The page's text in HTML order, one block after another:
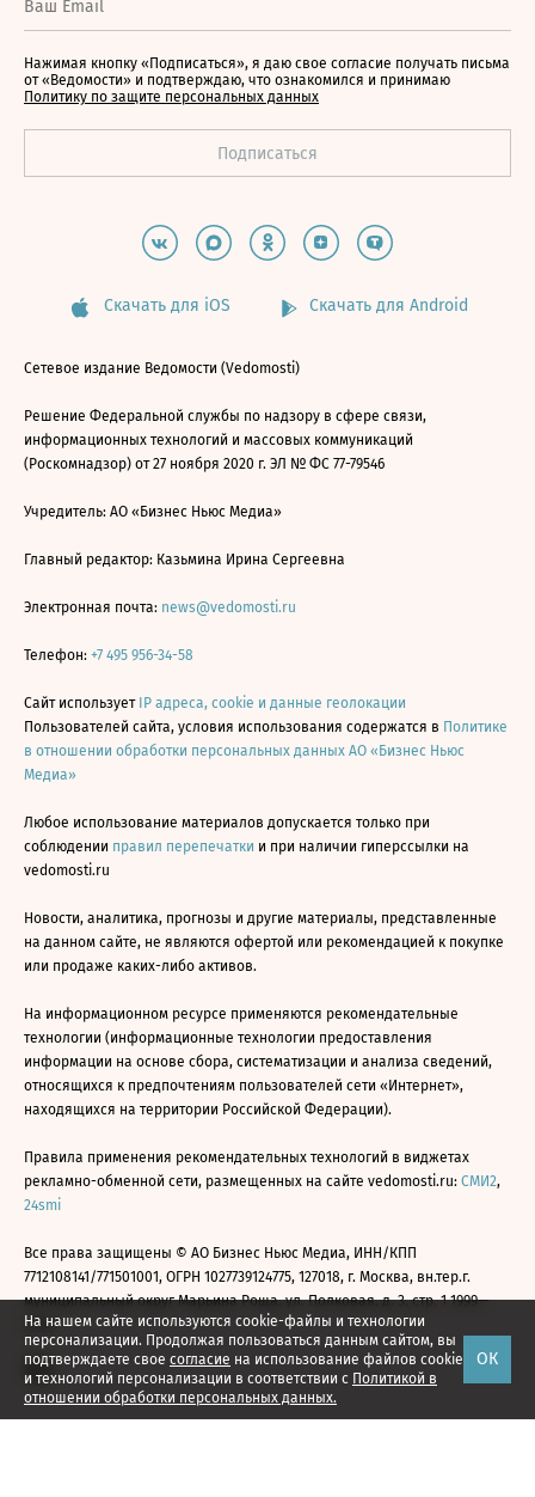
На нашем сайте используются cookie-файлы и технологии
персонализации. Продолжая пользоваться данным сайтом, вы
подтверждаете свое согласие на использование файлов cookie
и технологий персонализации в соответствии с Политикой в
отношении обработки персональных данных.
ОК
Нажимая кнопку «Подписаться», я даю свое согласие получать письма
от «Ведомости» и подтверждаю, что ознакомился и принимаю
Политику по защите персональных данных
Скачать для iOS Скачать для Android
Сетевое издание Ведомости (Vedomosti)
Решение Федеральной службы по надзору в сфере связи,
информационных технологий и массовых коммуникаций
(Роскомнадзор) от 27 ноября 2020 г. ЭЛ № ФС 77-79546
Учредитель: АО «Бизнес Ньюс Медиа»
Главный редактор: Казьмина Ирина Сергеевна
Электронная почта: news@vedomosti.ru
Телефон: +7 495 956-34-58
Сайт использует IP адреса, cookie и данные геолокации
Пользователей сайта, условия использования содержатся в Политике
в отношении обработки персональных данных АО «Бизнес Ньюс
Медиа»
Любое использование материалов допускается только при
соблюдении правил перепечатки и при наличии гиперссылки на
vedomosti.ru
Новости, аналитика, прогнозы и другие материалы, представленные
на данном сайте, не являются офертой или рекомендацией к покупке
или продаже каких-либо активов.
На информационном ресурсе применяются рекомендательные
технологии (информационные технологии предоставления
информации на основе сбора, систематизации и анализа сведений,
относящихся к предпочтениям пользователей сети «Интернет»,
находящихся на территории Российской Федерации).
Правила применения рекомендательных технологий в виджетах
рекламно-обменной сети, размещенных на сайте vedomosti.ru: СМИ2,
24smi
Все права защищены © АО Бизнес Ньюс Медиа, ИНН/КПП
7712108141/771501001, ОГРН 1027739124775, 127018, г. Москва, вн.тер.г.
муниципальный округ Марьина Роща, ул. Полковая, д. 3, стр. 1 1999—
2026